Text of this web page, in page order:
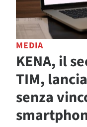
MEDIA
KENA, il
TIM,
senza